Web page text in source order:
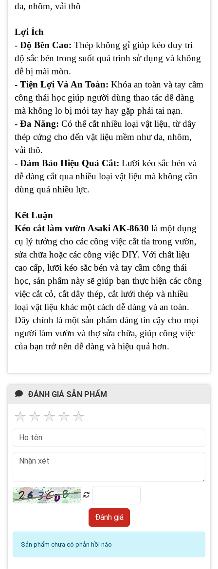
da, nhôm, vải thô
Lợi Ích
- Độ Bền Cao: Thép không gỉ giúp kéo duy trì
độ sắc bén trong suốt quá trình sử dụng và không
dễ bị mài mòn.
- Tiện Lợi Và An Toàn: Khóa an toàn và tay cầm
công thái học giúp người dùng thao tác dễ dàng
mà không lo bị mỏi tay hay gặp phải tai nạn.
- Đa Năng: Có thể cắt nhiều loại vật liệu, từ dây
thép cứng cho đến vật liệu mềm như da, nhôm,
vải thô.
- Đảm Bảo Hiệu Quả Cắt: Lưỡi kéo sắc bén và
dễ dàng cắt qua nhiều loại vật liệu mà không cần
dùng quá nhiều lực.
Kết Luận
Kéo cắt làm vườn Asaki AK-8630 là một dụng
cụ lý tưởng cho các công việc cắt tỉa trong vườn,
sửa chữa hoặc các công việc DIY. Với chất liệu
cao cấp, lưỡi kéo sắc bén và tay cầm công thái
học, sản phẩm này sẽ giúp bạn thực hiện các công
việc cắt cỏ, cắt dây thép, cắt lưới thép và nhiều
loại vật liệu khác một cách dễ dàng và an toàn.
Đây chính là một sản phẩm đáng tin cậy cho mọi
người làm vườn và thợ sửa chữa, giúp công việc
của bạn trở nên dễ dàng và hiệu quả hơn.
ĐÁNH GIÁ SẢN PHẨM
Sản phẩm chưa có phản hồi nào